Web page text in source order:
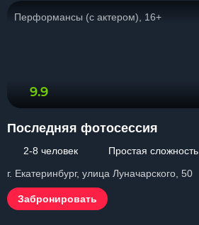
Перформансы (с актером), 16+
9.9
Последняя фотосессия
2-8 человек
Простая сложность
г. Екатеринбург, улица Луначарского, 50
Забронировать